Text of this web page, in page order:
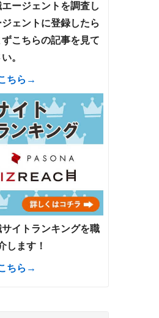
ージェントを調査し
ェントに登録したら
こちらの記事を見て
。
ちら→
イトランキングを職
します！
ちら→